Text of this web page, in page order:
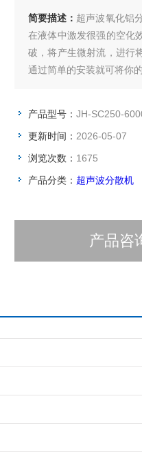
简要描述： 超声波氧化铝
在液体中激发很强的空化
破，将产生微射流，进行
通过简单的安装就可将你
产品型号： JH-SC250-
更新时间： 2026-05-07
浏览次数： 1675
产品分类： 超声波分散机
产品咨